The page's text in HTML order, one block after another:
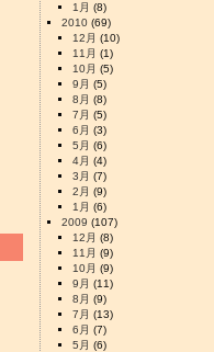
1月 (8)
2010 (69)
12月 (10)
11月 (1)
10月 (5)
9月 (5)
8月 (8)
7月 (5)
6月 (3)
5月 (6)
4月 (4)
3月 (7)
2月 (9)
1月 (6)
2009 (107)
12月 (8)
11月 (9)
10月 (9)
9月 (11)
8月 (9)
7月 (13)
6月 (7)
5月 (6)